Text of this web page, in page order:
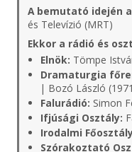
A bemutató idején
és Televízió (MRT)
Ekkor a rádió és
Elnök: Tömpe
Dramaturgia
| Bozó László
Falurádió: Simon
Ifjúsági Osztály:
Irodalmi
Szórakoztató